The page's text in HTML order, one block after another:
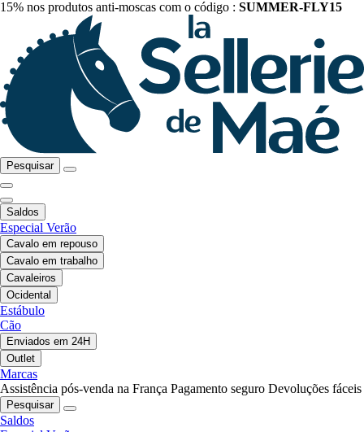
15% nos produtos anti-moscas com o código : SUMMER-FLY15
Pesquisar
Saldos
Especial Verão
Cavalo em repouso
Cavalo em trabalho
Cavaleiros
Ocidental
Estábulo
Cão
Enviados em 24H
Outlet
Marcas
Assistência pós-venda na França Pagamento seguro Devoluções fáceis
Pesquisar
Saldos